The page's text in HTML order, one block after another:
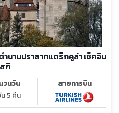
ำนานปราสาทแดร็กคูล่า เช็คอิน
กี
วนวัน
5 คืน
สายการบิน